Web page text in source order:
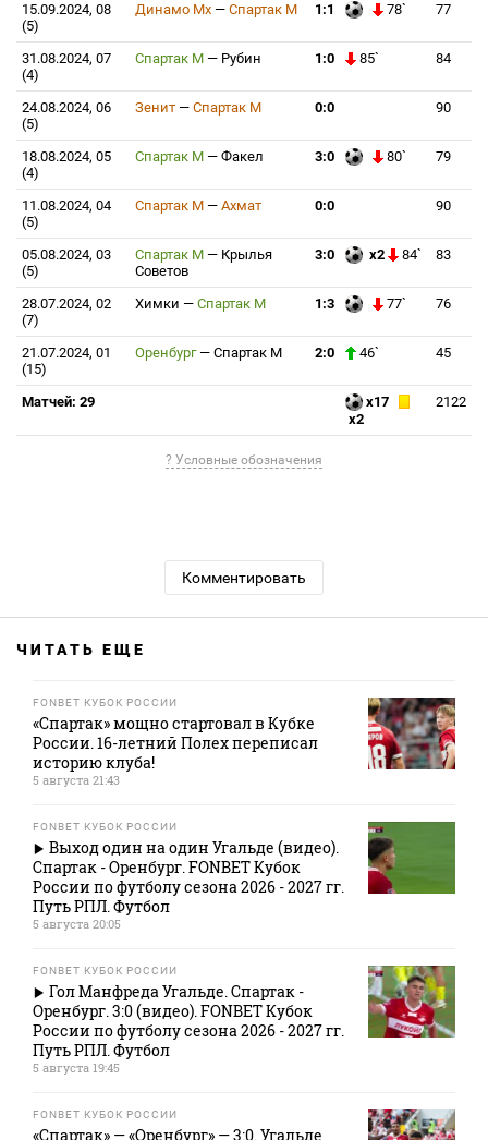
15.09.2024, 08
(5)
Динамо Мх — Спартак М 1:1 78` 77
31.08.2024, 07
(4)
Спартак М — Рубин 1:0 85` 84
24.08.2024, 06
(5)
Зенит — Спартак М 0:0 90
18.08.2024, 05
(4)
Спартак М — Факел 3:0 80` 79
11.08.2024, 04
(5)
Спартак М — Ахмат 0:0 90
05.08.2024, 03
(5)
Спартак М — Крылья
Советов
3:0 x2 84` 83
28.07.2024, 02
(7)
Химки — Спартак М 1:3 77` 76
21.07.2024, 01
(15)
Оренбург — Спартак М 2:0 46` 45
Матчей: 29
x17
x2
2122
? Условные обозначения
Комментировать
ЧИТАТЬ ЕЩЕ
FONBET КУБОК РОССИИ
«Спартак» мощно стартовал в Кубке
России. 16-летний Полех переписал
историю клуба!
5 августа 21:43
FONBET КУБОК РОССИИ
Выход один на один Угальде (видео).
Спартак - Оренбург. FONBET Кубок
России по футболу сезона 2026 - 2027 гг.
Путь РПЛ. Футбол
5 августа 20:05
FONBET КУБОК РОССИИ
Гол Манфреда Угальде. Спартак -
Оренбург. 3:0 (видео). FONBET Кубок
России по футболу сезона 2026 - 2027 гг.
Путь РПЛ. Футбол
5 августа 19:45
FONBET КУБОК РОССИИ
«Спартак» — «Оренбург» — 3:0. Угальде